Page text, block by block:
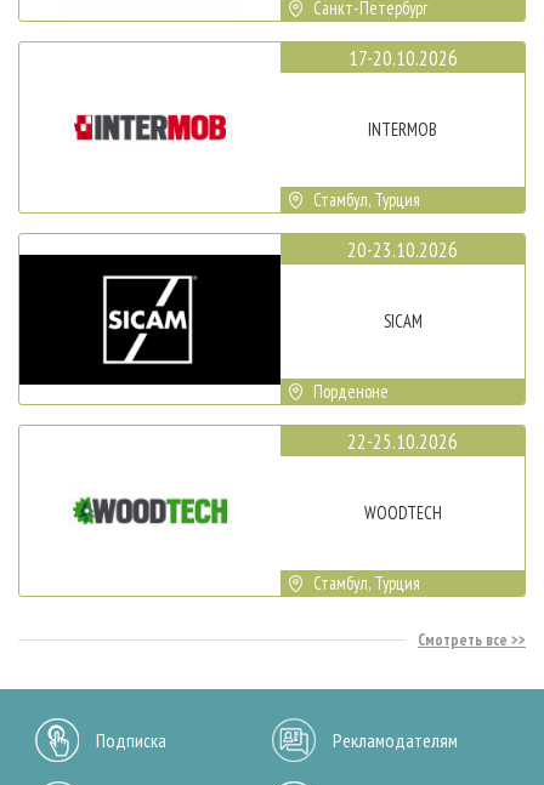
Санкт-Петербург
17-20.10.2026
INTERMOB
Стамбул, Турция
20-23.10.2026
SICAM
Порденоне
22-25.10.2026
WOODTECH
Стамбул, Турция
Смотреть все
Подписка Рекламодателям